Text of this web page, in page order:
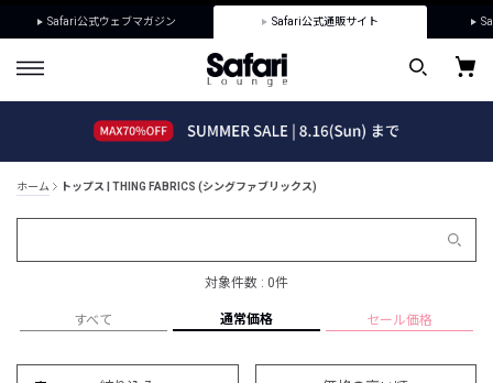
Safari公式ウェブマガジン Safari公式通販サイト
ホーム トップス | THING FABRICS (シングファブリックス)
対象件数 : 0件
すべて 通常価格 セール価格